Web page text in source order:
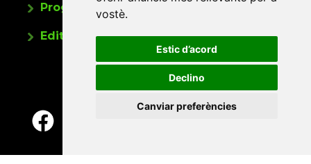
vostè.
Estic d’acord
Declino
Canviar preferències
Programa de publicacions
Editorials universitàries a Twitter